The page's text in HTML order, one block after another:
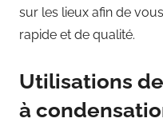
sur les lieux afin de
rapide et de qualité.
Utilisations
à